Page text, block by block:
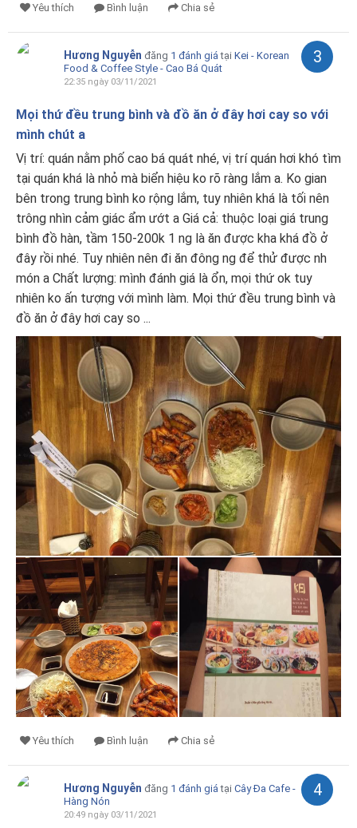
Yêu thích Bình luận Chia sẻ
Hương Nguyễn đăng 1 đánh giá tại Kei - Korean
Food & Coffee Style - Cao Bá Quát
22:35 ngày 03/11/2021
3
Mọi thứ đều trung bình và đồ ăn ở đây hơi cay so với
mình chút a
Vị trí: quán nằm phố cao bá quát nhé, vị trí quán hơi khó tìm
tại quán khá là nhỏ mà biển hiệu ko rõ ràng lắm a. Ko gian
bên trong trung bình ko rộng lắm, tuy nhiên khá là tối nên
trông nhìn cảm giác ẩm ướt a Giá cả: thuộc loại giá trung
bình đồ hàn, tầm 150-200k 1 ng là ăn được kha khá đồ ở
đây rồi nhé. Tuy nhiên nên đi ăn đông ng để thử được nh
món a Chất lượng: mình đánh giá là ổn, mọi thứ ok tuy
nhiên ko ấn tượng với mình làm. Mọi thứ đều trung bình và
đồ ăn ở đây hơi cay so ...
Yêu thích Bình luận Chia sẻ
Hương Nguyễn đăng 1 đánh giá tại Cây Đa Cafe -
Hàng Nón
20:49 ngày 03/11/2021
4